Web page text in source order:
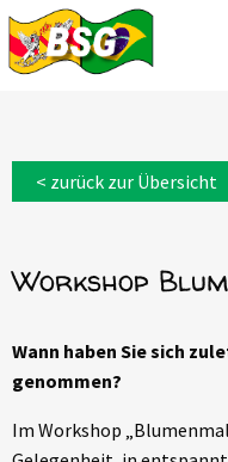
Was wir tun
Veranstaltungen
Familiensuche
Mitglied werden
< zurück zur Übersicht
Workshop
Wann haben Sie sich
genommen?
Im Workshop